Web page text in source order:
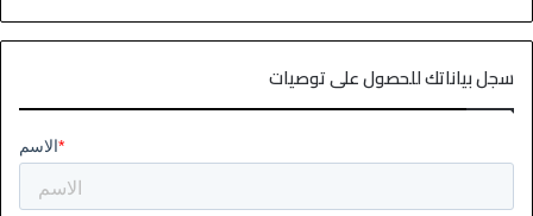
سجل بياناتك للحصول على توصيات